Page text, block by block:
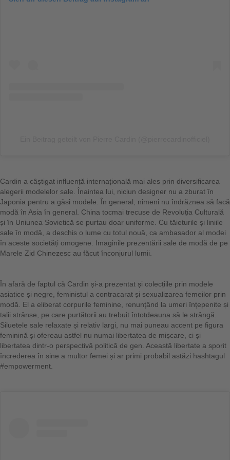
Cardin a câștigat influență internațională mai ales prin diversificarea
alegerii modelelor sale. Înaintea lui, niciun designer nu a zburat în
Japonia pentru a găsi modele. În general, nimeni nu îndrăznea să facă
modă în Asia în general. China tocmai trecuse de Revoluția Culturală
și în Uniunea Sovietică se purtau doar uniforme. Cu tăieturile și liniile
sale în modă, a deschis o lume cu totul nouă, ca ambasador al modei
în aceste societăți omogene. Imaginile prezentării sale de modă de pe
Marele Zid Chinezesc au făcut înconjurul lumii.
În afară de faptul că Cardin și-a prezentat și colecțiile prin modele
asiatice și negre, feministul a contracarat și sexualizarea femeilor prin
modă. El a eliberat corpurile feminine, renunțând la umeri înțepenite și
talii strânse, pe care purtătorii au trebuit întotdeauna să le strângă.
Siluetele sale relaxate și relativ largi, nu mai puneau accent pe figura
feminină și ofereau astfel nu numai libertatea de mișcare, ci și
libertatea dintr-o perspectivă politică de gen. Această libertate a sporit
încrederea în sine a multor femei și ar primi probabil astăzi hashtagul
#empowerment.